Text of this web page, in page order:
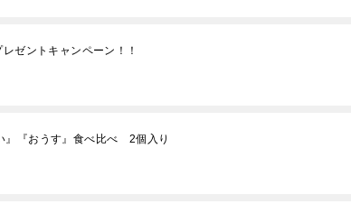
ゼントキャンペーン！！
』『おうす』食べ比べ 2個入り